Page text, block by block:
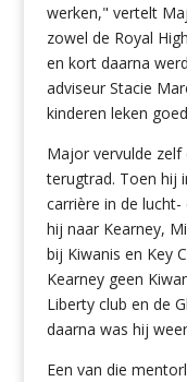
werken," vertelt
zowel de Royal
en kort daarna
adviseur Stacie
kinderen leken
Major vervulde
terugtrad. Toen hij
carrière in de
hij naar Kearney,
bij Kiwanis en Key
Kearney geen
Liberty club en de
daarna was hij
Een van die